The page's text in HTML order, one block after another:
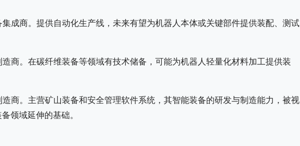
集成商。提供自动化生产线，未来有望为机器人本体或关键部件提供装配、测试
造商。在碳纤维装备等领域有技术储备，可能为机器人轻量化材料加工提供装
商。主营矿山装备和安全管理软件系统，其智能装备的研发与制造能力，被视
领域延伸的基础。